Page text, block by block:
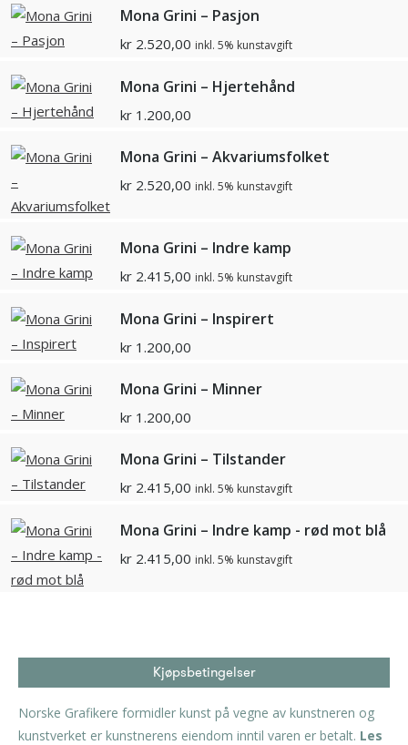
Mona Grini – Pasjon
kr 2.520,00 inkl. 5% kunstavgift
Mona Grini – Hjertehånd
kr 1.200,00
Mona Grini – Akvariumsfolket
kr 2.520,00 inkl. 5% kunstavgift
Mona Grini – Indre kamp
kr 2.415,00 inkl. 5% kunstavgift
Mona Grini – Inspirert
kr 1.200,00
Mona Grini – Minner
kr 1.200,00
Mona Grini – Tilstander
kr 2.415,00 inkl. 5% kunstavgift
Mona Grini – Indre kamp - rød mot blå
kr 2.415,00 inkl. 5% kunstavgift
Kjøpsbetingelser
Norske Grafikere formidler kunst på vegne av kunstneren og
kunstverket er kunstnerens eiendom inntil varen er betalt. Les